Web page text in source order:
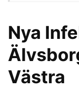
Nya
Västra